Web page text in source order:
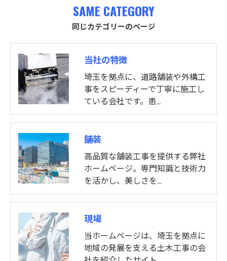
同じカテゴリーのページ
SAME CATEGORY
当社の特徴
埼玉を拠点に、道路舗装や外構工
事をスピーディーで丁寧に施工し
ている会社です。患…
舗装
高品質な舗装工事を提供する弊社
ホームページ。専門知識と技術力
を活かし、美しさを…
現場
当ホームページは、埼玉を拠点に
地域の発展を支える土木工事の会